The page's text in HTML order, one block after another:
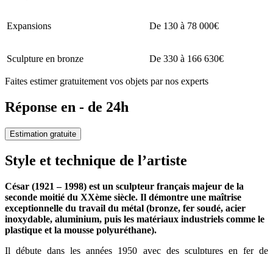
Expansions De 130 à 78 000€
Sculpture en bronze De 330 à 166 630€
Faites estimer gratuitement vos objets par nos experts
Réponse en - de 24h
Estimation gratuite
Style et technique de l’artiste
César (1921 – 1998) est un sculpteur français majeur de la
seconde moitié du XXème siècle. Il démontre une maîtrise
exceptionnelle du travail du métal (bronze, fer soudé, acier
inoxydable, aluminium, puis les matériaux industriels comme le
plastique et la mousse polyuréthane).
Il débute dans les années 1950 avec des sculptures en fer de